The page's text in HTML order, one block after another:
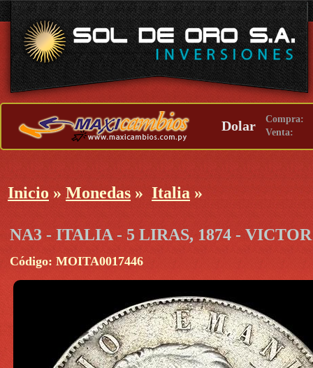
Dolar
Compra:
Venta:
Inicio » Monedas » Italia »
NA3 - ITALIA - 5 LIRAS, 1874 -
Código: MOITA0017446